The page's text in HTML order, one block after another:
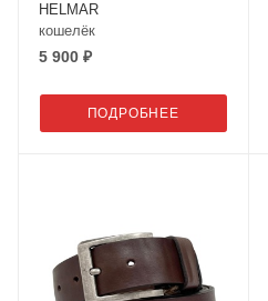
HELMAR
кошелёк
5 900 ₽
ПОДРОБНЕЕ